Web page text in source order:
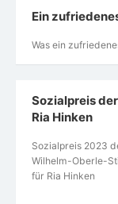
Ein
Was ein
Sozialpreis
Ria Hinken
Sozialpreis 2023
Wilhelm-Oberle-
für Ria Hinken